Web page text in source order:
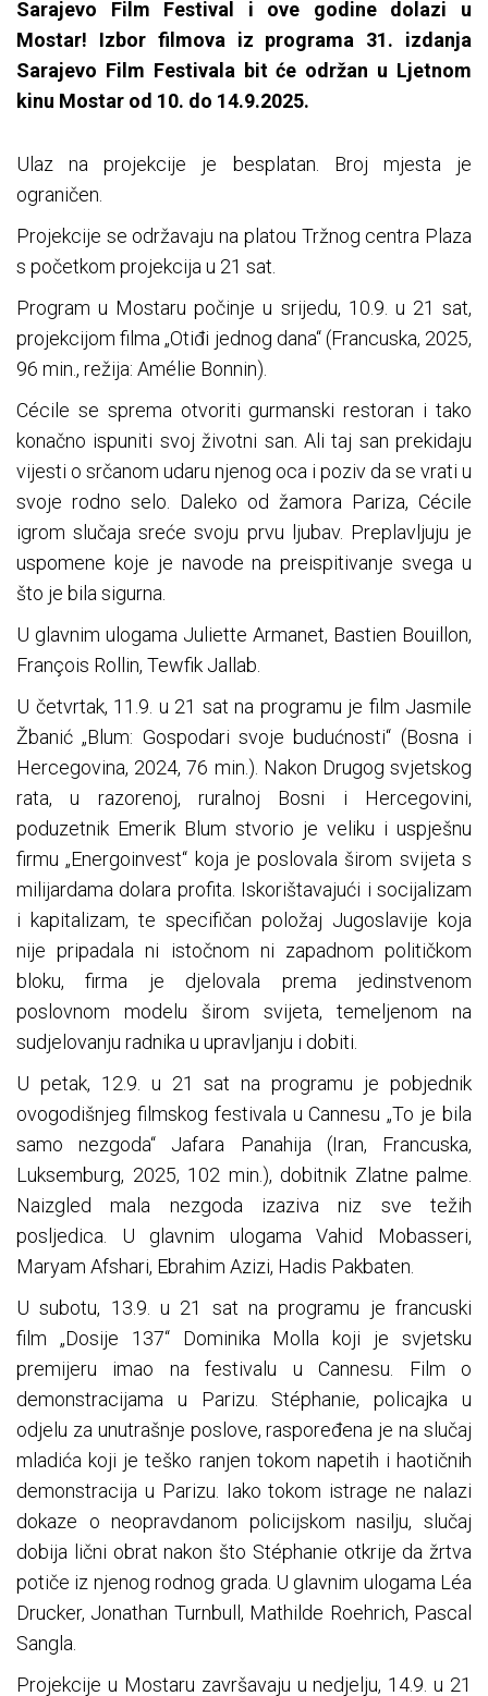
Sarajevo Film Festival i ove godine dolazi u
Mostar! Izbor filmova iz programa 31. izdanja
Sarajevo Film Festivala bitće održan u Ljetnom
kinu Mostar od 10. do 14.9.2025.
Ulaz na projekcije je besplatan. Broj mjesta je
ograničen.
Projekcije se održavaju na platou Tržnog centra Plaza
s početkom projekcija u 21 sat.
Program u Mostaru počinje u srijedu, 10.9. u 21 sat,
projekcijom filma „Otiđi jednog dana“ (Francuska, 2025,
96 min., režija: Amélie Bonnin).
Cécile se sprema otvoriti gurmanski restoran i tako
konačno ispuniti svoj životni san. Ali taj san prekidaju
vijesti o srčanom udaru njenog oca i poziv da se vrati u
svoje rodno selo. Daleko od žamora Pariza, Cécile
igrom slučaja sreće svoju prvu ljubav. Preplavljuju je
uspomene koje je navode na preispitivanje svega u
što je bila sigurna.
U glavnim ulogama Juliette Armanet, Bastien Bouillon,
François Rollin, Tewfik Jallab.
U četvrtak, 11.9. u 21 sat na programu je film Jasmile
Žbanić „Blum: Gospodari svoje budućnosti“ (Bosna i
Hercegovina, 2024, 76 min.). Nakon Drugog svjetskog
rata, u razorenoj, ruralnoj Bosni i Hercegovini,
poduzetnik Emerik Blum stvorio je veliku i uspješnu
firmu „Energoinvest“ koja je poslovala širom svijeta s
milijardama dolara profita. Iskorištavajući i socijalizam
i kapitalizam, te specifičan položaj Jugoslavije koja
nije pripadala ni istočnom ni zapadnom političkom
bloku, firma je djelovala prema jedinstvenom
poslovnom modelu širom svijeta, temeljenom na
sudjelovanju radnika u upravljanju i dobiti.
U petak, 12.9. u 21 sat na programu je pobjednik
ovogodišnjeg filmskog festivala u Cannesu „To je bila
samo nezgoda“ Jafara Panahija (Iran, Francuska,
Luksemburg, 2025, 102 min.), dobitnik Zlatne palme.
Naizgled mala nezgoda izaziva niz sve težih
posljedica. U glavnim ulogama Vahid Mobasseri,
Maryam Afshari, Ebrahim Azizi, Hadis Pakbaten.
U subotu, 13.9. u 21 sat na programu je francuski
film „Dosije 137“ Dominika Molla koji je svjetsku
premijeru imao na festivalu u Cannesu. Film o
demonstracijama u Parizu. Stéphanie, policajka u
odjelu za unutrašnje poslove, raspoređena je na slučaj
mladića koji je teško ranjen tokom napetih i haotičnih
demonstracija u Parizu. Iako tokom istrage ne nalazi
dokaze o neopravdanom policijskom nasilju, slučaj
dobija lični obrat nakon što Stéphanie otkrije da žrtva
potiče iz njenog rodnog grada. U glavnim ulogama Léa
Drucker, Jonathan Turnbull, Mathilde Roehrich, Pascal
Sangla.
Projekcije u Mostaru završavaju u nedjelju, 14.9. u 21